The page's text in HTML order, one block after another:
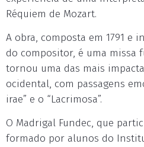
Réquiem de Mozart.
A obra, composta em 1791 e
do compositor, é uma missa
tornou uma das mais
ocidental, com passagens
irae” e o “Lacrimosa”.
O Madrigal Fundec, que
formado por alunos do